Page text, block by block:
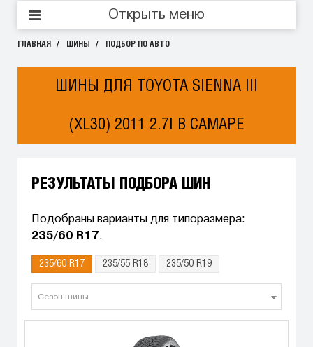
Открыть меню
ГЛАВНАЯ ШИНЫ ПОДБОР ПО АВТО
ШИНЫ ДЛЯ TOYOTA SIENNA III
(XL30) 2011 2.7I В САМАРЕ
РЕЗУЛЬТАТЫ ПОДБОРА ШИН
Подобраны варианты для типоразмера:
235/60 R17 .
235/60 R17 235/55 R18 235/50 R19
Сезон шины